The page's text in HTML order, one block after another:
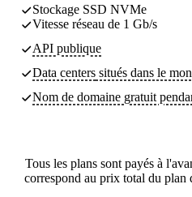
Stockage SSD NVMe
Vitesse réseau de 1 Gb/s
API publique
Data centers situés dans le
Nom de domaine gratuit
Tous les plans sont payés à
correspond au prix total du plan